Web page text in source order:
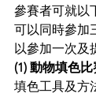
參賽者可就以
可以同時參加
以參加一次及
(1) 動物填色比
填色工具及方